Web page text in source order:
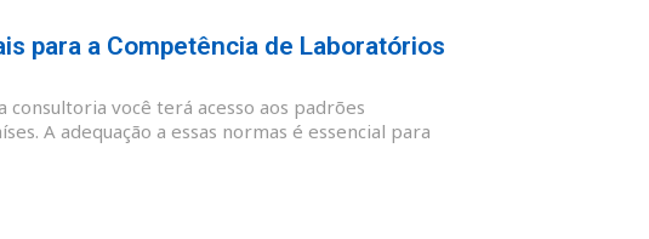
para a Competência de Laboratórios
você terá acesso aos padrões
A adequação a essas normas é essencial para